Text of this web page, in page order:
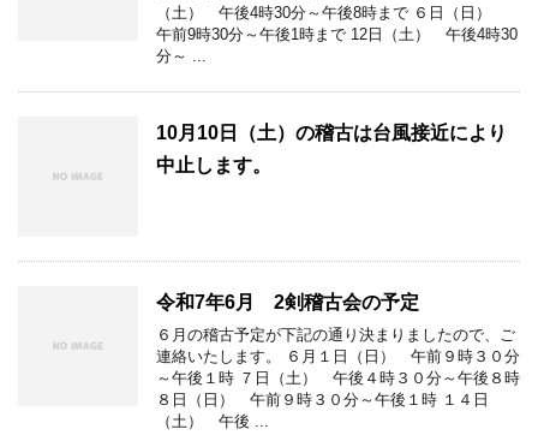
（土） 午後4時30分～午後8時まで ６日（日）
午前9時30分～午後1時まで 12日（土） 午後4時30
分～ ...
10月10日（土）の稽古は台風接近により
中止します。
令和7年6月 2剣稽古会の予定
６月の稽古予定が下記の通り決まりましたので、ご
連絡いたします。 ６月１日（日） 午前９時３０分
～午後１時 ７日（土） 午後４時３０分～午後８時
８日（日） 午前９時３０分～午後１時 １４日
（土） 午後 ...